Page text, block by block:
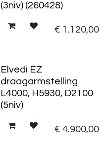
(3niv) (260428)
€ 1.120,00
Elvedi EZ
draagarmstelling
L4000, H5930, D2100
(5niv)
€4.900,00